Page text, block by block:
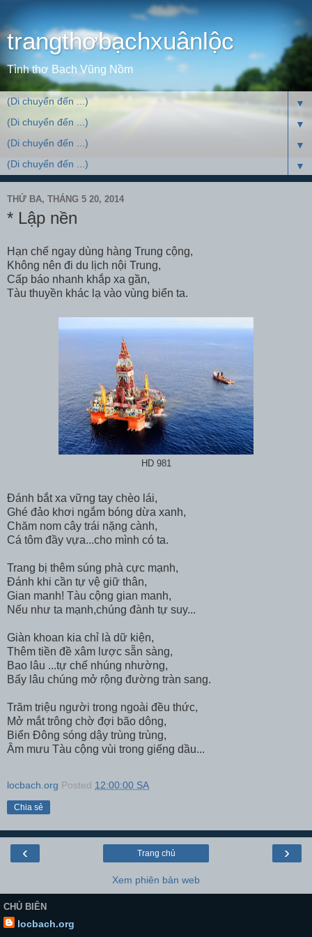
trangthơbạchxuânlộc
Tình thơ Bạch Vũng Nồm
▼
▼
▼
▼
THỨ BA, THÁNG 5 20, 2014
* Lập nền
Hạn chế ngay dùng hàng Trung cộng,
Không nên đi du lịch nội Trung,
Cấp báo nhanh khắp xa gần,
Tàu thuyền khác lạ vào vùng biển ta.
HD 981
Đánh bắt xa vững tay chèo lái,
Ghé đảo khơi ngắm bóng dừa xanh,
Chăm nom cây trái nặng cành,
Cá tôm đầy vựa...cho mình có ta.
Trang bị thêm súng phà cực mạnh,
Đánh khi cần tự vệ giữ thân,
Gian manh! Tàu cộng gian manh,
Nếu như ta mạnh,chúng đành tự suy...
Giàn khoan kia chỉ là dữ kiện,
Thêm tiền đề xâm lược sẵn sàng,
Bao lâu ...tự chế nhúng nhường,
Bấy lâu chúng mở rộng đường tràn sang.
Trăm triệu người trong ngoài đều thức,
Mở mắt trông chờ đợi bão dông,
Biển Đông sóng dậy trùng trùng,
Âm mưu Tàu cộng vùi trong giếng dầu...
locbach.org Posted 12:00:00 SA
Chia sẻ
‹ ›
Trang chủ
Xem phiên bản web
CHỦ BIÊN
locbach.org